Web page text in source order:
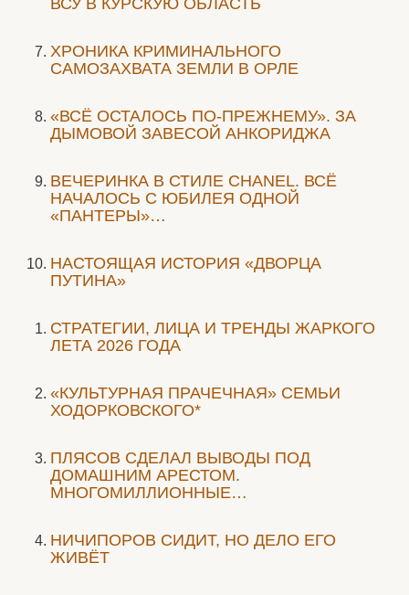
ВСУ В КУРСКУЮ ОБЛАСТЬ
ХРОНИКА КРИМИНАЛЬНОГО
САМОЗАХВАТА ЗЕМЛИ В ОРЛЕ
«ВСЁ ОСТАЛОСЬ ПО-ПРЕЖНЕМУ». ЗА
ДЫМОВОЙ ЗАВЕСОЙ АНКОРИДЖА
ВЕЧЕРИНКА В СТИЛЕ СHANEL. ВСЁ
НАЧАЛОСЬ С ЮБИЛЕЯ ОДНОЙ
«ПАНТЕРЫ»…
НАСТОЯЩАЯ ИСТОРИЯ «ДВОРЦА
ПУТИНА»
СТРАТЕГИИ, ЛИЦА И ТРЕНДЫ ЖАРКОГО
ЛЕТА 2026 ГОДА
«КУЛЬТУРНАЯ ПРАЧЕЧНАЯ» СЕМЬИ
ХОДОРКОВСКОГО*
ПЛЯСОВ СДЕЛАЛ ВЫВОДЫ ПОД
ДОМАШНИМ АРЕСТОМ.
МНОГОМИЛЛИОННЫЕ…
НИЧИПОРОВ СИДИТ, НО ДЕЛО ЕГО
ЖИВЁТ